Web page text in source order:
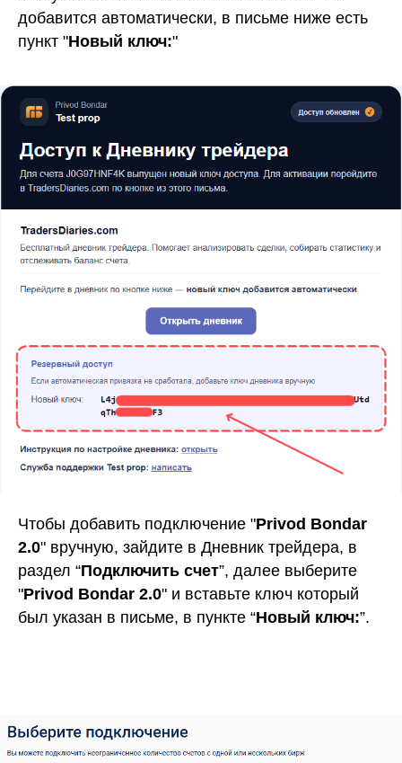
добавится автоматически, в письме ниже есть
пункт "Новый ключ:"
Чтобы добавить подключение "Privod Bondar
2.0" вручную, зайдите в Дневник трейдера, в
раздел “Подключить счет”, далее выберите
"Privod Bondar 2.0" и вставьте ключ который
был указан в письме, в пункте “Новый ключ:”.